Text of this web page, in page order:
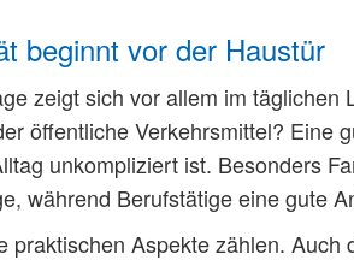
beginnt vor der Haustür
zeigt sich vor allem im
öffentliche Verkehrsmittel? Eine
unkompliziert ist. Besonders
während Berufstätige eine gute
praktischen Aspekte zählen.